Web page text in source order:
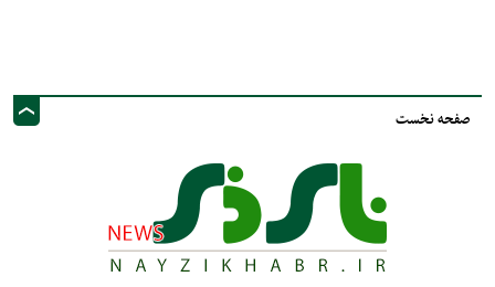
صفحه نخست